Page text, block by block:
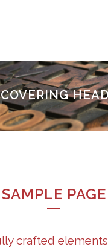
SAMPLE PAGE
crafted